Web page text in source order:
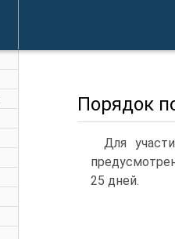
Порядок
Для
25 дней.